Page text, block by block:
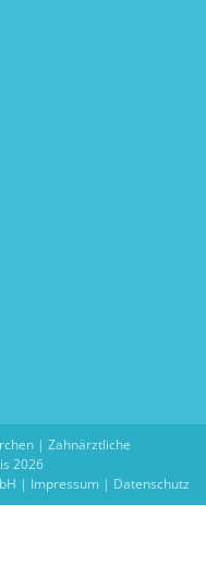
| Zahnärztliche
2026
| Impressum | Datenschutz